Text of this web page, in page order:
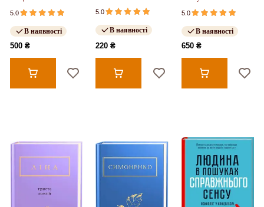
5.0
В наявності
500 ₴
5.0
В наявності
220 ₴
5.0
В наявності
650 ₴